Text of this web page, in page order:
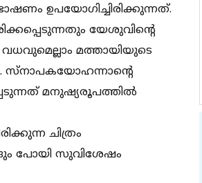
ഉപയോഗിച്ചിരിക്കുന്നത്.
യേശുവിന്റെ
മത്തായിയുടെ
സ്‌നാപകയോഹന്നാന്റെ
മനുഷ്യരൂപത്തില്‍
ചിത്രം
പോയി സുവിശേഷം